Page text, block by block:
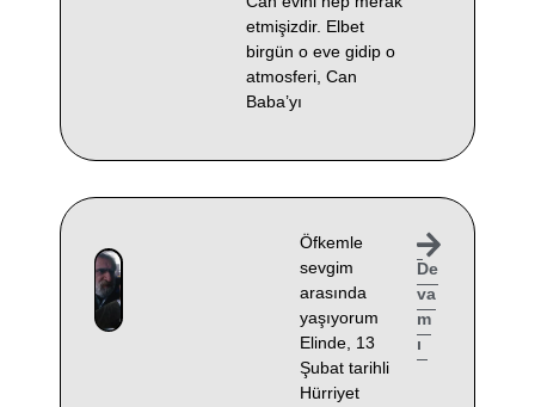
etmişizdir. Elbet
birgün o eve gidip o
atmosferi, Can
Baba’yı
Öfkemle
sevgim
arasında
yaşıyorum
Elinde, 13
Şubat tarihli
Hürriyet
De
va
m
ı